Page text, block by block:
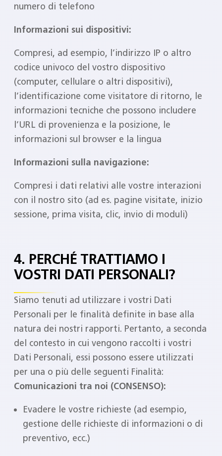
numero di telefono
Informazioni sui dispositivi:
Compresi, ad esempio, l’indirizzo IP o altro
codice univoco del vostro dispositivo
(computer, cellulare o altri dispositivi),
l’identificazione come visitatore di ritorno, le
informazioni tecniche che possono includere
l’URL di provenienza e la posizione, le
informazioni sul browser e la lingua
Informazioni sulla navigazione:
Compresi i dati relativi alle vostre interazioni
con il nostro sito (ad es. pagine visitate, inizio
sessione, prima visita, clic, invio di moduli)
4. PERCHÉ TRATTIAMO I
VOSTRI DATI PERSONALI?
Siamo tenuti ad utilizzare i vostri Dati
Personali per le finalità definite in base alla
natura dei nostri rapporti. Pertanto, a seconda
del contesto in cui vengono raccolti i vostri
Dati Personali, essi possono essere utilizzati
per una o più delle seguenti Finalità:
Comunicazioni tra noi (CONSENSO):
Evadere le vostre richieste (ad esempio,
gestione delle richieste di informazioni o di
preventivo, ecc.)